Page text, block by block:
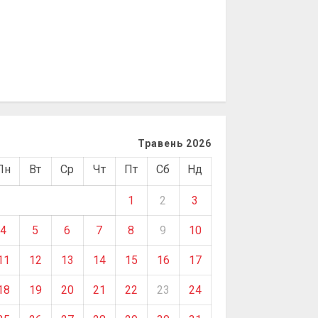
Травень 2026
Вт Ср Чт Пт Сб Нд
1 2 3
4 5 6 7 8 9 10
12 13 14 15 16 17
19 20 21 22 23 24